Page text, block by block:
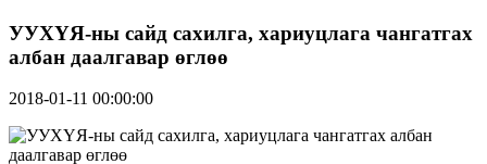
УУХҮЯ-ны сайд сахилга, хариуцлага чангатгах
албан даалгавар өглөө
2018-01-11 00:00:00